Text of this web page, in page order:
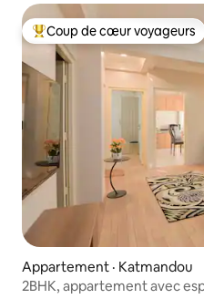
Coup de cœur voyageurs
Coup de cœur voyageurs
Appartement · Katmandou
2BHK, appartement avec